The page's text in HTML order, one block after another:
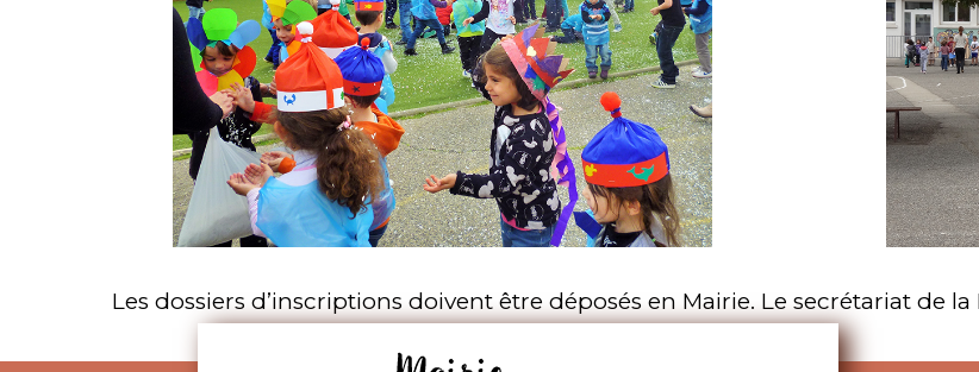
Les dossiers d’inscriptions doivent être déposés en Mairie. Le secrétariat de